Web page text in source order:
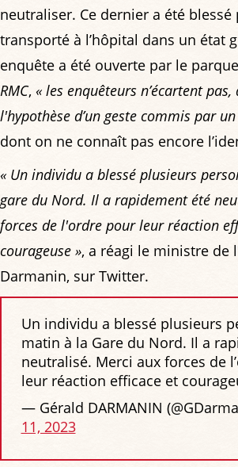
neutraliser. Ce dernier a été blessé
transporté à l’hôpital dans un état
enquête a été ouverte par le
RMC, « les enquêteurs n’écartent pas,
l'hypothèse d’un geste commis par
dont on ne connaît pas encore
« Un individu a blessé plusieurs
gare du Nord. Il a rapidement été
forces de l'ordre pour leur réaction
courageuse », a réagi le ministre de
Darmanin, sur Twitter.
Un individu a blessé plusieurs
matin à la Gare du Nord. Il a
neutralisé. Merci aux forces de
leur réaction efficace et
— Gérald DARMANIN
11, 2023